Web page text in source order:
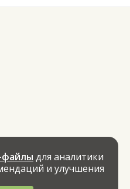
файлы для аналитики
и улучшения